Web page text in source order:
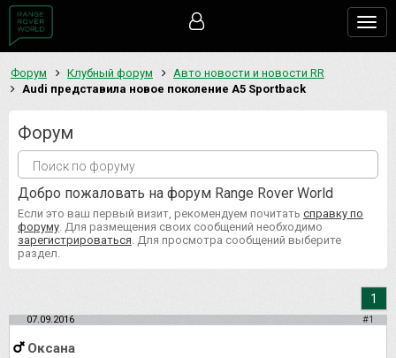
Форум Клубный форум
Авто новости и новости RR
Audi представила новое поколение A5 Sportback
Форум
Добро пожаловать на форум Range Rover World
Если это ваш первый визит, рекомендуем почитать справку по
форуму . Для размещения своих сообщений необходимо
зарегистрироваться . Для просмотра сообщений выберите
раздел.
1
07.09.2016 #1
Оксана